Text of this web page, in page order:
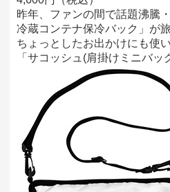
昨年、ファンの間で話題沸騰
冷蔵コンテナ保冷バック」が旅
ちょっとしたお出かけにも使
「サコッシュ(肩掛けミニバッ